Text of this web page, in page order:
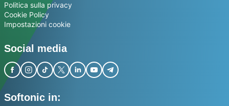
Politica sulla privacy
Cookie Policy
Impostazioni cookie
Social media
Softonic in: